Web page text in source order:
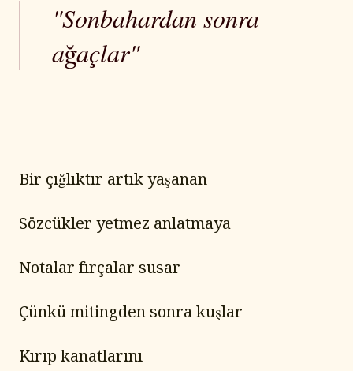
"Sonbahardan sonra
ağaçlar"
Bir çığlıktır artık yaşanan
Sözcükler yetmez anlatmaya
Notalar fırçalar susar
Çünkü mitingden sonra kuşlar
Kırıp kanatlarını